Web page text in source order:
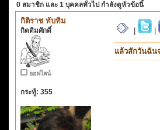
0 สมาชิก และ 1 บุคคลทั่วไป กำลังดูหัวข้อนี้
กิติราช ทับทิม
กิตติมศักดิ์
ออฟไลน์
กระทู้: 355
แล้วสักวันฉัน